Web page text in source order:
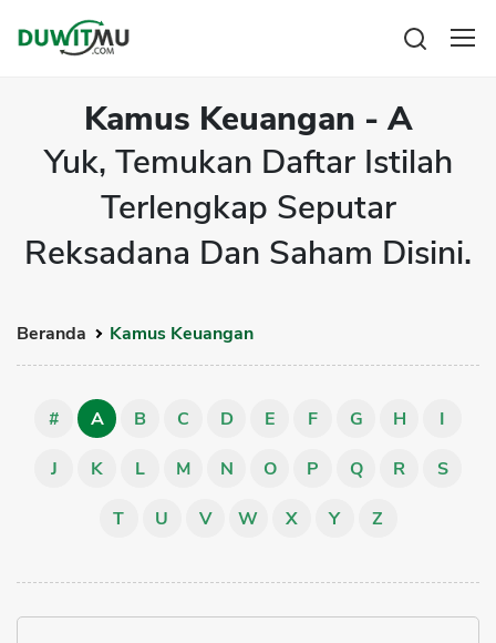
Reksadana
Saham
Investasi
Pengeluaran
Asuransi
Mengelola keuangan
Kartu Kredit
KPR
Hutang
Pinjaman
KTA
KPR
Kredit Usaha
Pinjaman Online
Sekuritas Saham
Kamus Keuangan - A
Yuk, Temukan Daftar Istilah
Terlengkap Seputar
Reksadana Dan Saham Disini.
Beranda Kamus Keuangan
# A B C D E F G H I
J K L M N O P Q R S
T U V W X Y Z